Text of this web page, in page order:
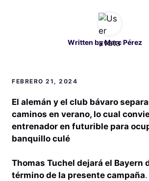
Written byMarc Pérez
FEBRERO 21, 2024
El alemán y el club bávaro
caminos en verano, lo cual
entrenador en futurible para
banquillo culé
Thomas Tuchel dejará el Bayern
término de la presente campaña